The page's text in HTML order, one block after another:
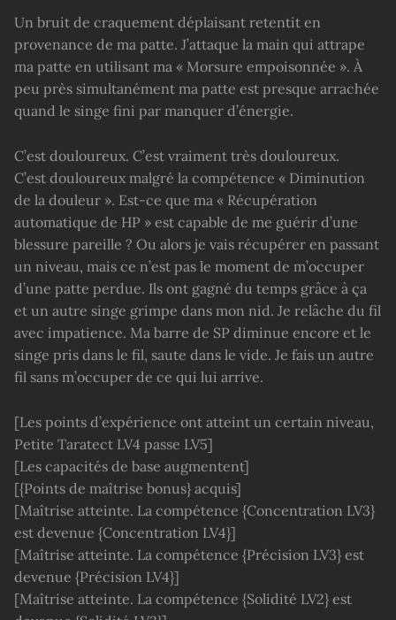
Un bruit de craquement déplaisant retentit en
provenance de ma patte. J’attaque la main qui attrape
ma patte en utilisant ma « Morsure empoisonnée ». À
peu près simultanément ma patte est presque arrachée
quand le singe fini par manquer d’énergie.
C’est douloureux. C’est vraiment très douloureux.
C’est douloureux malgré la compétence « Diminution
de la douleur ». Est-ce que ma « Récupération
automatique de HP » est capable de me guérir d’une
blessure pareille ? Ou alors je vais récupérer en passant
un niveau, mais ce n’est pas le moment de m’occuper
d’une patte perdue. Ils ont gagné du temps grâce à ça
et un autre singe grimpe dans mon nid. Je relâche du fil
avec impatience. Ma barre de SP diminue encore et le
singe pris dans le fil, saute dans le vide. Je fais un autre
fil sans m’occuper de ce qui lui arrive.
[Les points d’expérience ont atteint un certain niveau,
Petite Taratect LV4 passe LV5]
[Les capacités de base augmentent]
[{Points de maîtrise bonus} acquis]
[Maîtrise atteinte. La compétence {Concentration LV3}
est devenue {Concentration LV4}]
[Maîtrise atteinte. La compétence {Précision LV3} est
devenue {Précision LV4}]
[Maîtrise atteinte. La compétence {Solidité LV2} est